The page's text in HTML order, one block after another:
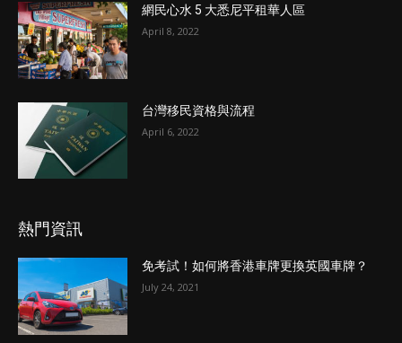
網民心水 5 大悉尼平租華人區
April 8, 2022
台灣移民資格與流程
April 6, 2022
熱門資訊
免考試！如何將香港車牌更換英國車牌？
July 24, 2021